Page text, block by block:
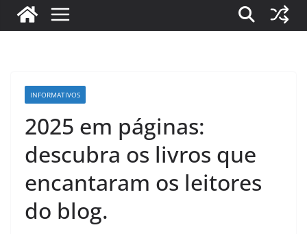
INFORMATIVOS
2025 em páginas:
descubra os livros que
encantaram os leitores
do blog.